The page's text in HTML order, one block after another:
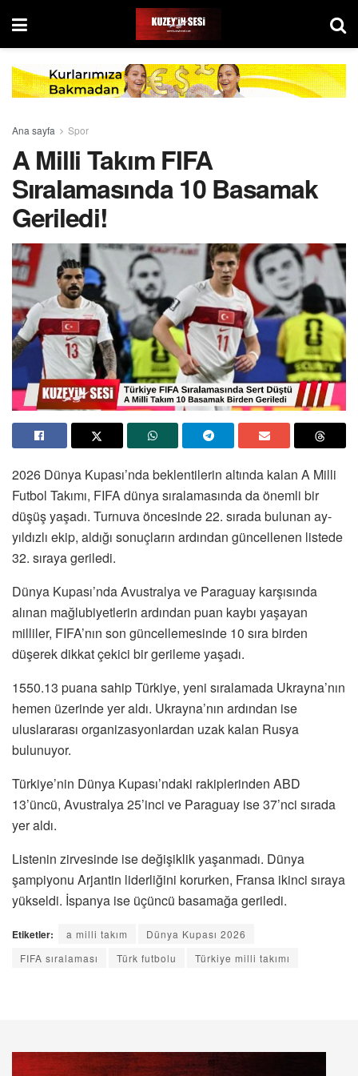
Ana sayfa Spor
A Milli Takım FIFA
Sıralamasında 10 Basamak
Geriledi!
2026 Dünya Kupası’nda beklentilerin altında kalan A Milli
Futbol Takımı, FIFA dünya sıralamasında da önemli bir
düşüş yaşadı. Turnuva öncesinde 22. sırada bulunan ay-
yıldızlı ekip, aldığı sonuçların ardından güncellenen listede
32. sıraya geriledi.
Dünya Kupası’nda Avustralya ve Paraguay karşısında
alınan mağlubiyetlerin ardından puan kaybı yaşayan
milliler, FIFA’nın son güncellemesinde 10 sıra birden
düşerek dikkat çekici bir gerileme yaşadı.
1550.13 puana sahip Türkiye, yeni sıralamada Ukrayna’nın
hemen üzerinde yer aldı. Ukrayna’nın ardından ise
uluslararası organizasyonlardan uzak kalan Rusya
bulunuyor.
Türkiye’nin Dünya Kupası’ndaki rakiplerinden ABD
13’üncü, Avustralya 25’inci ve Paraguay ise 37’nci sırada
yer aldı.
Listenin zirvesinde ise değişiklik yaşanmadı. Dünya
şampiyonu Arjantin liderliğini korurken, Fransa ikinci sıraya
yükseldi. İspanya ise üçüncü basamağa geriledi.
Etiketler: a milli takım
Dünya Kupası 2026
FIFA sıralaması
Türk futbolu Türkiye milli takımı